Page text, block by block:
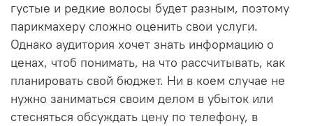
густые и редкие волосы будет разным, поэтому
парикмахеру сложно оценить свои услуги.
Однако аудитория хочет знать информацию о
ценах, чтоб понимать, на что рассчитывать, как
планировать свой бюджет. Ни в коем случае не
нужно заниматься своим делом в убыток или
стесняться обсуждать цену по телефону, в